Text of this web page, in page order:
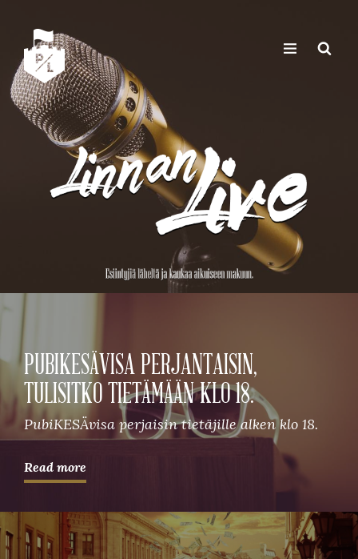
PUBIKESÄVISA PERJANTAISIN,
TULISITKO TIETÄMÄÄN KLO 18.
PubiKESÄvisa perjaisin tietäjille alken klo 18.
Read more